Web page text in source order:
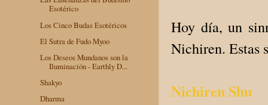
Hoy día, un
Nichiren. Estas
Nichiren Shu
Esotérico
Los Cinco Budas Esotéricos
El Sutra de Fudo Myoo
Los Deseos Mundanos son la
Iluminación - Earthly D...
Shakyo
Dharma